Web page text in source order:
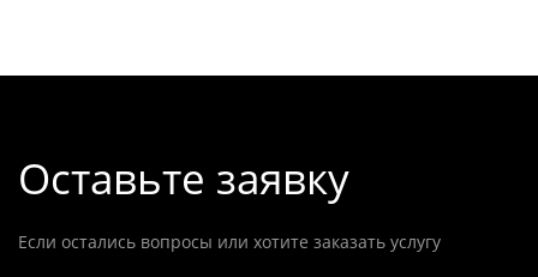
Оставьте заявку
Если остались вопросы или хотите заказать услугу